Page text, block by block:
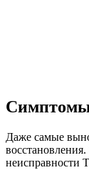
Даже самые
неисправности